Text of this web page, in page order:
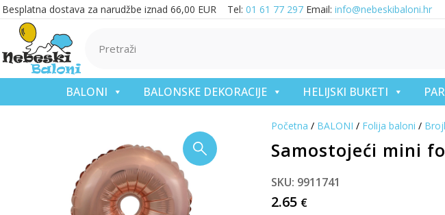
Besplatna dostava za narudžbe iznad 66,00 EUR Tel: 01 61 77 297 Email: info@nebeskibaloni.hr
BALONI BALONSKE DEKORACIJE HELIJSKI BUKETI
Početna / BALONI / Folija baloni /
Samostojeći mini
SKU: 9911741
2.65 €